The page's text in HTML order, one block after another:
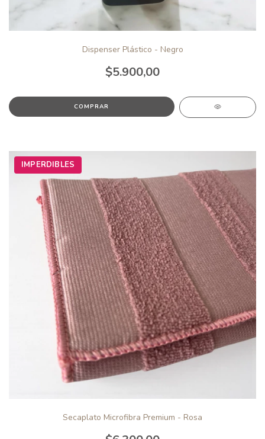
Dispenser Plástico - Negro
$5.900,00
IMPERDIBLES
Secaplato Microfibra Premium - Rosa